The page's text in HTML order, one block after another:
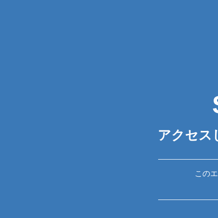
アクセス
この